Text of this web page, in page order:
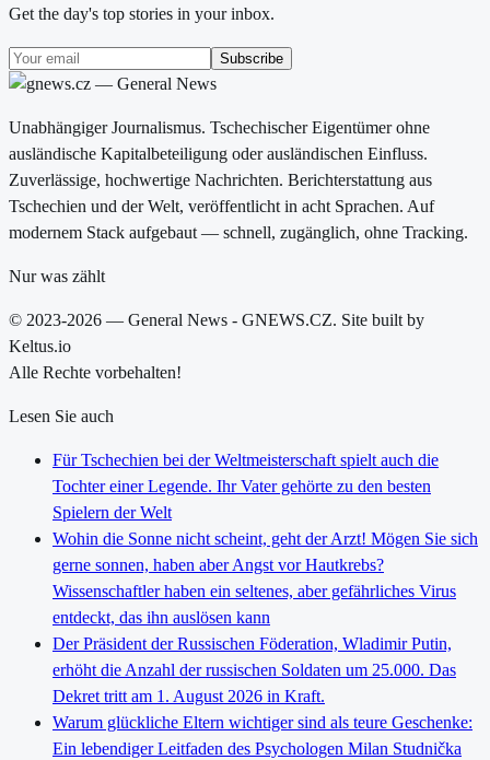
Get the day's top stories in your inbox.
Subscribe
Unabhängiger Journalismus. Tschechischer Eigentümer ohne
ausländische Kapitalbeteiligung oder ausländischen Einfluss.
Zuverlässige, hochwertige Nachrichten. Berichterstattung aus
Tschechien und der Welt, veröffentlicht in acht Sprachen. Auf
modernem Stack aufgebaut — schnell, zugänglich, ohne Tracking.
Nur was zählt
© 2023-2026 — General News - GNEWS.CZ. Site built by
Keltus.io
Alle Rechte vorbehalten!
Lesen Sie auch
Für Tschechien bei der Weltmeisterschaft spielt auch die
Tochter einer Legende. Ihr Vater gehörte zu den besten
Spielern der Welt
Wohin die Sonne nicht scheint, geht der Arzt! Mögen Sie sich
gerne sonnen, haben aber Angst vor Hautkrebs?
Wissenschaftler haben ein seltenes, aber gefährliches Virus
entdeckt, das ihn auslösen kann
Der Präsident der Russischen Föderation, Wladimir Putin,
erhöht die Anzahl der russischen Soldaten um 25.000. Das
Dekret tritt am 1. August 2026 in Kraft.
Warum glückliche Eltern wichtiger sind als teure Geschenke:
Ein lebendiger Leitfaden des Psychologen Milan Studnička